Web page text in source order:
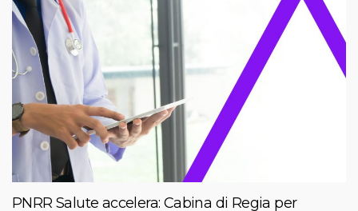
PNRR Salute accelera: Cabina di Regia per